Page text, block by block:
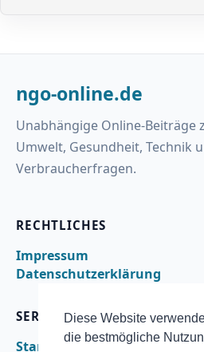
Diese Website
die bestmögliche
ngo-online.de
Unabhängige Online-Beiträge
Umwelt, Gesundheit, Technik
Verbraucherfragen.
RECHTLICHES
Impressum
Datenschutzerklärung
SERVICE
Startseite